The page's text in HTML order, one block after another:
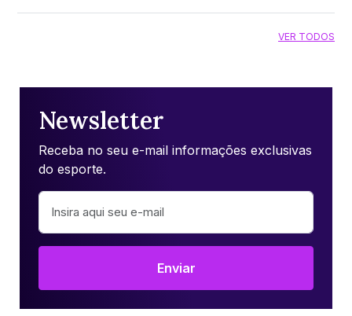
VER TODOS
Newsletter
Receba no seu e-mail informações exclusivas
do esporte.
Enviar